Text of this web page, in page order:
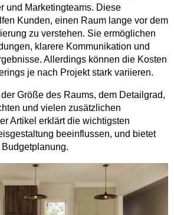
und Marketingteams. Diese
Kunden, einen Raum lange vor dem
zu verstehen. Sie ermöglichen
klarere Kommunikation und
Allerdings können die Kosten
je nach Projekt stark variieren.
Größe des Raums, dem Detailgrad,
und vielen zusätzlichen
Artikel erklärt die wichtigsten
beeinflussen, und bietet